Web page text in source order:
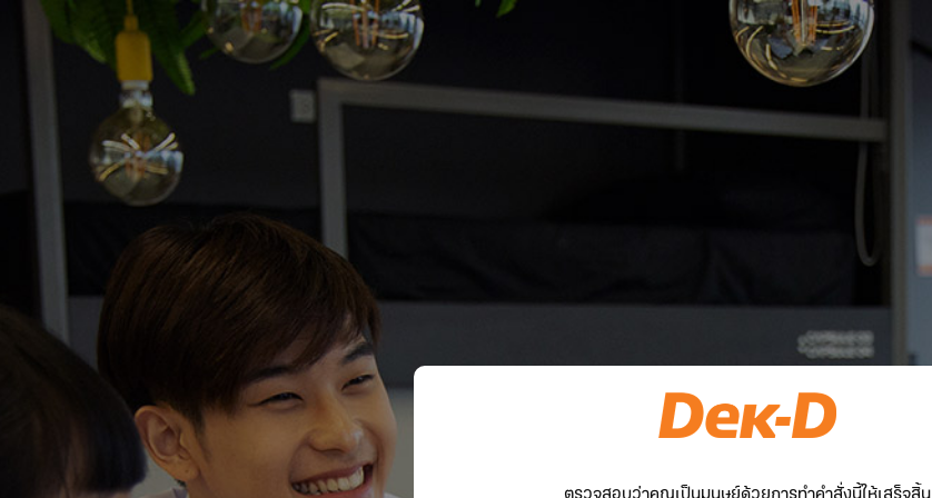
ตรวจสอบว่าคุณเป็นมนุษย์ด้วยการทำคำสั่งนี้ให้เสร็จสิ้น